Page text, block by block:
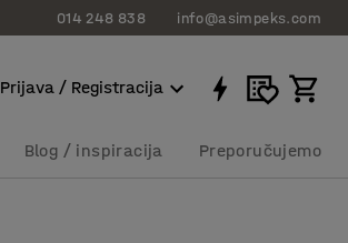
014 248 838 info@asimpeks.com
Prijava / Registracija
Blog / inspiracija Preporučujemo